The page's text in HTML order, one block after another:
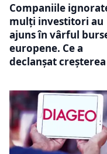
Companiile
mulți investitori au
ajuns în vârful
europene. Ce a
declanșat creșterea